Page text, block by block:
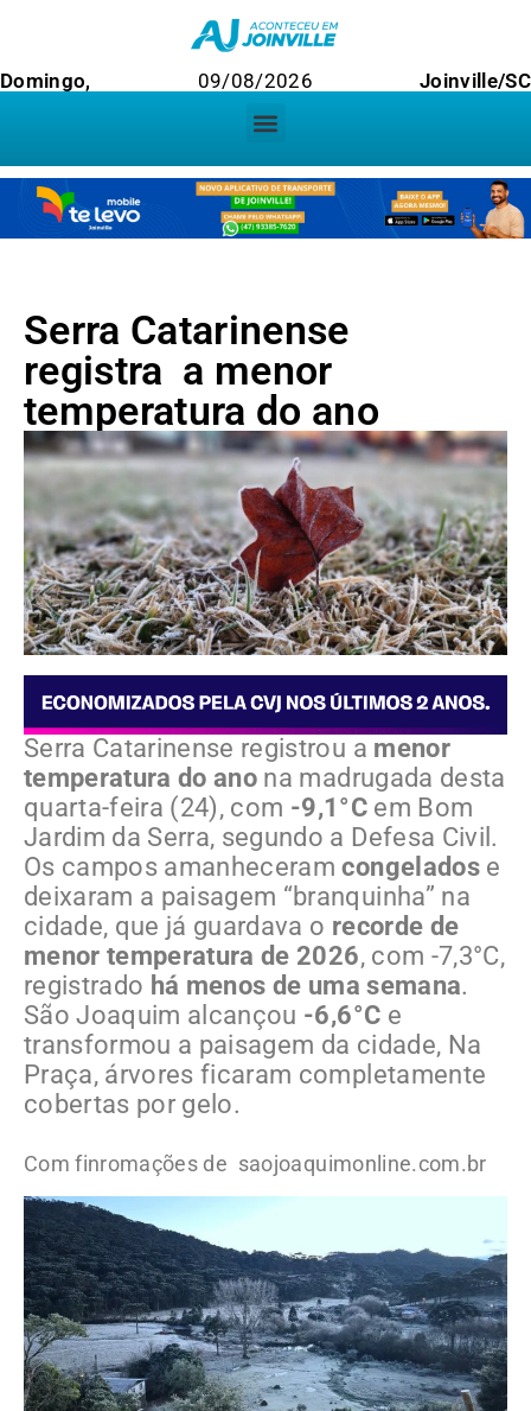
Domingo, 09/08/2026 Joinville/SC
Serra Catarinense
registra a menor
temperatura do ano
Serra Catarinense registrou a menor
temperatura do ano na madrugada desta
quarta-feira (24), com -9,1°C em Bom
Jardim da Serra, segundo a Defesa Civil.
Os campos amanheceramcongeladose
deixaram a paisagem “branquinha” na
cidade, que já guardava o recorde de
menor temperatura de 2026, com -7,3°C,
registrado há menos de uma semana.
São Joaquim alcançou -6,6°C e
transformou a paisagem da cidade, Na
Praça, árvores ficaram completamente
cobertas por gelo.
Com finromações de saojoaquimonline.com.br